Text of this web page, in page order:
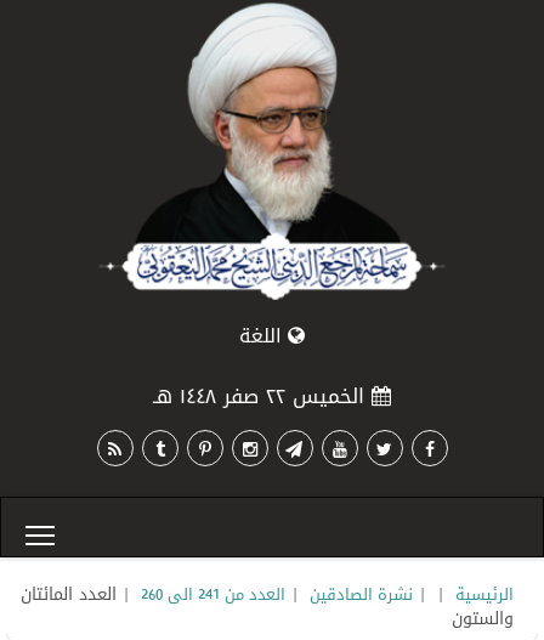
اللغة
الخميس ٢٢ صفر ١٤٤٨ هـ
الرئيسية |
| نشرة الصادقين | العدد من 241 الى 260 | العدد المائتان
والستون